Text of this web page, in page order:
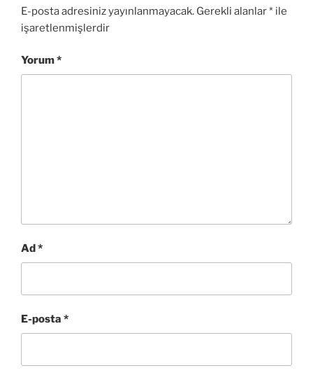
E-posta adresiniz yayınlanmayacak. Gerekli alanlar* ile
işaretlenmişlerdir
Yorum*
Ad *
E-posta *